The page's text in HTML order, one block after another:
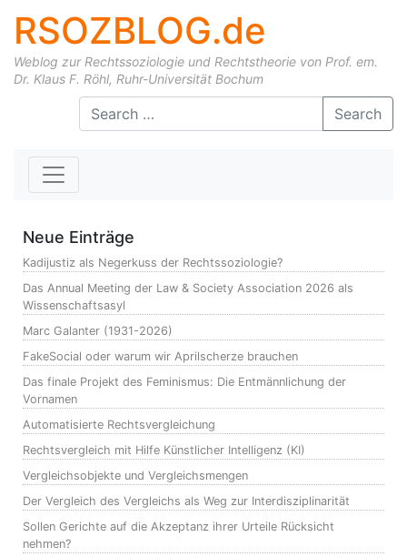
RSOZBLOG.de
Weblog zur Rechtssoziologie und Rechtstheorie von Prof. em.
Dr. Klaus F. Röhl, Ruhr-Universität Bochum
Skip to content Search
Neue Einträge
Kadijustiz als Negerkuss der Rechtssoziologie?
Das Annual Meeting der Law & Society Association 2026 als
Wissenschaftsasyl
Marc Galanter (1931-2026)
FakeSocial oder warum wir Aprilscherze brauchen
Das finale Projekt des Feminismus: Die Entmännlichung der
Vornamen
Automatisierte Rechtsvergleichung
Rechtsvergleich mit Hilfe Künstlicher Intelligenz (KI)
Vergleichsobjekte und Vergleichsmengen
Der Vergleich des Vergleichs als Weg zur Interdisziplinarität
Sollen Gerichte auf die Akzeptanz ihrer Urteile Rücksicht
nehmen?